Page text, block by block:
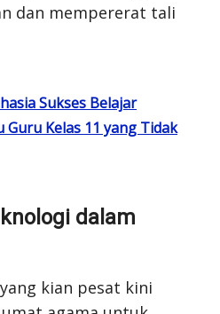
dan mempererat tali
Sukses Belajar
Guru Kelas 11 yang Tidak
dalam
kian pesat kini